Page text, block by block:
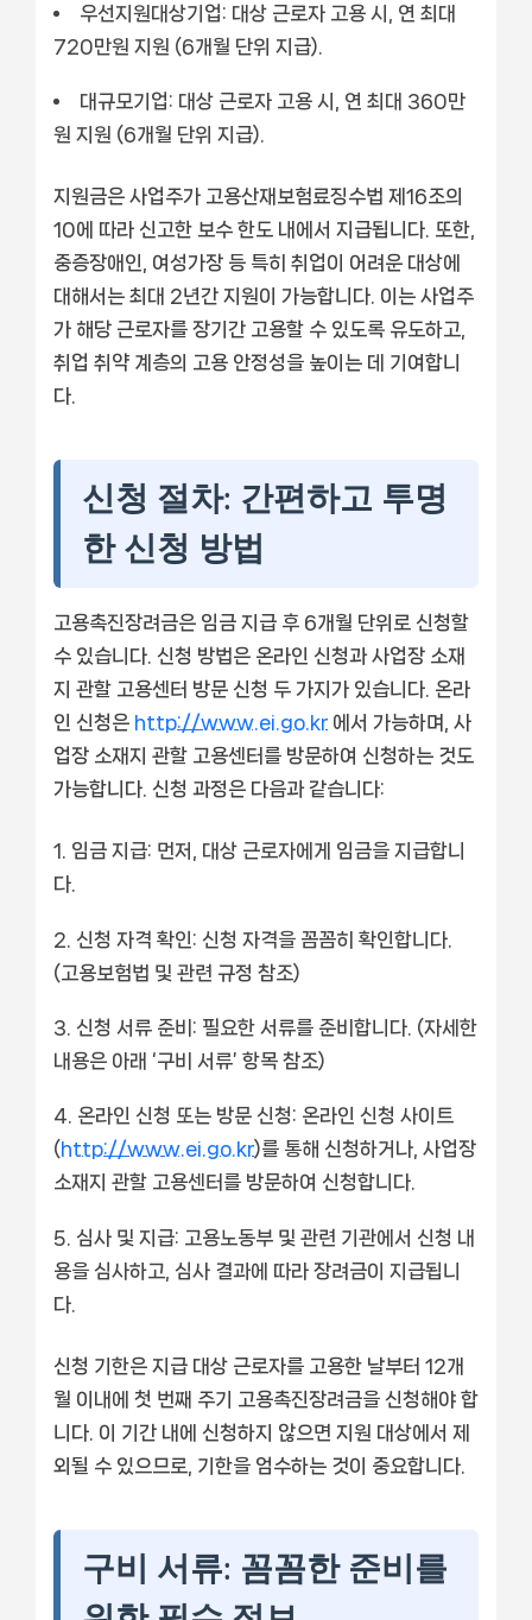
우선지원대상기업: 대상 근로자 고용 시, 연 최대
720만원 지원 (6개월 단위 지급).
대규모기업: 대상 근로자 고용 시, 연 최대 360만
원 지원 (6개월 단위 지급).
지원금은 사업주가 고용산재보험료징수법 제16조의
10에 따라 신고한 보수 한도 내에서 지급됩니다. 또한,
중증장애인, 여성가장 등 특히 취업이 어려운 대상에
대해서는 최대 2년간 지원이 가능합니다. 이는 사업주
가 해당 근로자를 장기간 고용할 수 있도록 유도하고,
취업 취약 계층의 고용 안정성을 높이는 데 기여합니
다.
신청 절차: 간편하고 투명
한 신청 방법
고용촉진장려금은 임금 지급 후 6개월 단위로 신청할
수 있습니다. 신청 방법은 온라인 신청과 사업장 소재
지 관할 고용센터 방문 신청 두 가지가 있습니다. 온라
인 신청은 http://www.ei.go.kr 에서 가능하며, 사
업장 소재지 관할 고용센터를 방문하여 신청하는 것도
가능합니다. 신청 과정은 다음과 같습니다:
임금 지급: 먼저, 대상 근로자에게 임금을 지급합니
다.
신청 자격 확인: 신청 자격을 꼼꼼히 확인합니다.
(고용보험법 및 관련 규정 참조)
신청 서류 준비: 필요한 서류를 준비합니다. (자세한
내용은 아래 ‘구비 서류’ 항목 참조)
온라인 신청 또는 방문 신청: 온라인 신청 사이트
(http://www.ei.go.kr)를 통해 신청하거나, 사업장
소재지 관할 고용센터를 방문하여 신청합니다.
심사 및 지급: 고용노동부 및 관련 기관에서 신청 내
용을 심사하고, 심사 결과에 따라 장려금이 지급됩니
다.
신청 기한은 지급 대상 근로자를 고용한 날부터 12개
월 이내에 첫 번째 주기 고용촉진장려금을 신청해야 합
니다. 이 기간 내에 신청하지 않으면 지원 대상에서 제
외될 수 있으므로, 기한을 엄수하는 것이 중요합니다.
구비 서류: 꼼꼼한 준비를